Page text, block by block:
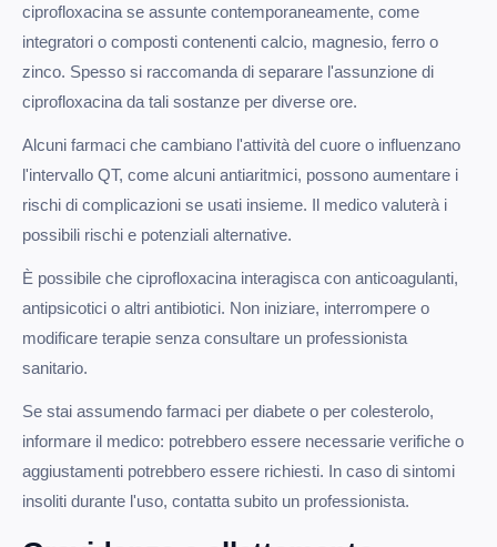
ciprofloxacina se assunte contemporaneamente, come
integratori o composti contenenti calcio, magnesio, ferro o
zinco. Spesso si raccomanda di separare l'assunzione di
ciprofloxacina da tali sostanze per diverse ore.
Alcuni farmaci che cambiano l'attività del cuore o influenzano
l'intervallo QT, come alcuni antiaritmici, possono aumentare i
rischi di complicazioni se usati insieme. Il medico valuterà i
possibili rischi e potenziali alternative.
È possibile che ciprofloxacina interagisca con anticoagulanti,
antipsicotici o altri antibiotici. Non iniziare, interrompere o
modificare terapie senza consultare un professionista
sanitario.
Se stai assumendo farmaci per diabete o per colesterolo,
informare il medico: potrebbero essere necessarie verifiche o
aggiustamenti potrebbero essere richiesti. In caso di sintomi
insoliti durante l'uso, contatta subito un professionista.